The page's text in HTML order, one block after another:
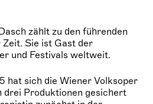
zählt zu den führenden
Sie ist Gast der
und Festivals weltweit.
hat sich die Wiener Volksoper
drei Produktionen gesichert